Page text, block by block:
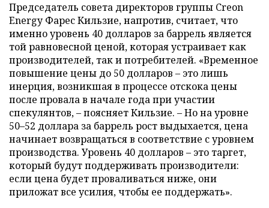
Председатель совета директоров группы Creon
Energy Фарес Кильзие, напротив, считает, что
именно уровень 40 долларов за баррель является
той равновесной ценой, которая устраивает как
производителей, так и потребителей. «Временное
повышение цены до 50 долларов – это лишь
инерция, возникшая в процессе отскока цены
после провала в начале года при участии
спекулянтов, – поясняет Кильзие. – Но на уровне
50–52 доллара за баррель рост выдыхается, цена
начинает возвращаться в соответствие с уровнем
производства. Уровень 40 долларов – это таргет,
который будут поддерживать производители:
если цена будет проваливаться ниже, они
приложат все усилия, чтобы ее поддержать».